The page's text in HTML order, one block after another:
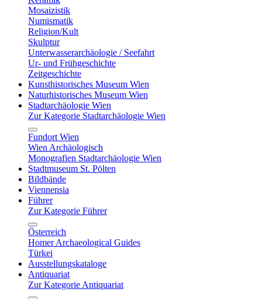
Mosaizistik
Numismatik
Religion/Kult
Skulptur
Unterwasserarchäologie / Seefahrt
Ur- und Frühgeschichte
Zeitgeschichte
Kunsthistorisches Museum Wien
Naturhistorisches Museum Wien
Stadtarchäologie Wien
Zur Kategorie Stadtarchäologie Wien
Fundort Wien
Wien Archäologisch
Monografien Stadtarchäologie Wien
Stadtmuseum St. Pölten
Bildbände
Viennensia
Führer
Zur Kategorie Führer
Österreich
Homer Archaeological Guides
Türkei
Ausstellungskataloge
Antiquariat
Zur Kategorie Antiquariat